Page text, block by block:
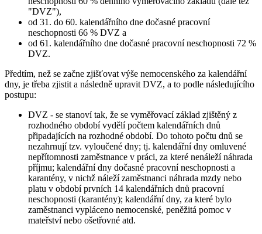
"DVZ"),
od 31. do 60. kalendářního dne dočasné pracovní
neschopnosti 66 % DVZ a
od 61. kalendářního dne dočasné pracovní neschopnosti 72 %
DVZ.
Předtím, než se začne zjišťovat výše nemocenského za kalendářní
dny, je třeba zjistit a následně upravit DVZ, a to podle následujícího
postupu:
DVZ - se stanoví tak, že se vyměřovací základ zjištěný z
rozhodného období vydělí počtem kalendářních dnů
připadajících na rozhodné období. Do tohoto počtu dnů se
nezahrnují tzv. vyloučené dny; tj. kalendářní dny omluvené
nepřítomnosti zaměstnance v práci, za které nenáleží náhrada
příjmu; kalendářní dny dočasné pracovní neschopnosti a
karantény, v nichž náleží zaměstnanci náhrada mzdy nebo
platu v období prvních 14 kalendářních dnů pracovní
neschopnosti (karantény); kalendářní dny, za které bylo
zaměstnanci vypláceno nemocenské, peněžitá pomoc v
mateřství nebo ošetřovné atd.